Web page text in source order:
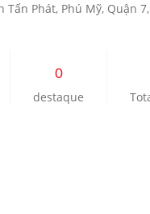
Tấn Phát, Phú Mỹ, Quận
0
destaque